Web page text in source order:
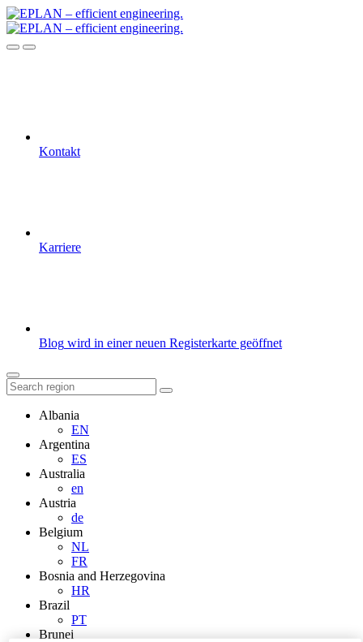
Kontakt
Karriere
Blog wird in einer neuen Registerkarte geöffnet
Albania
EN
Argentina
ES
Australia
en
Austria
de
Belgium
NL
FR
Bosnia and Herzegovina
HR
Brazil
PT
Brunei